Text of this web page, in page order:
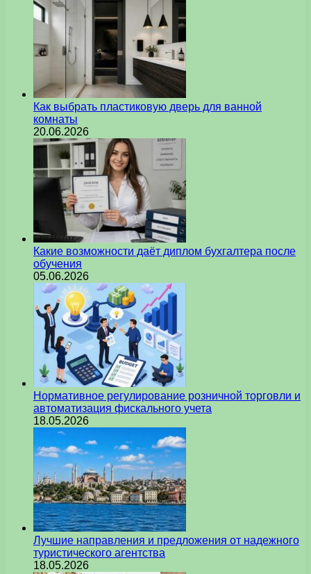
Как выбрать пластиковую дверь для ванной
комнаты
20.06.2026
Какие возможности даёт диплом бухгалтера после
обучения
05.06.2026
Нормативное регулирование розничной торговли и
автоматизация фискального учета
18.05.2026
Лучшие направления и предложения от надежного
туристического агентства
18.05.2026